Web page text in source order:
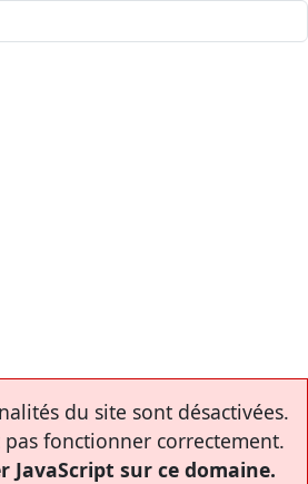
du site sont désactivées.
pas fonctionner correctement.
JavaScript sur ce domaine.